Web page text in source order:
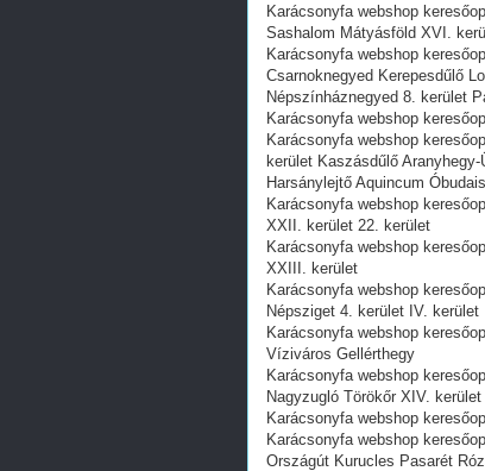
Karácsonyfa webshop
Sashalom Mátyásföld XVI.
Karácsonyfa webshop
Csarnoknegyed Kerepesdűlő
Népszínháznegyed 8. kerület
Karácsonyfa webshop
Karácsonyfa webshop
kerület Kaszásdűlő
Harsánylejtő Aquincum
Karácsonyfa webshop
XXII. kerület 22. kerület
Karácsonyfa webshop
XXIII. kerület
Karácsonyfa webshop
Népsziget 4. kerület IV. kerület
Karácsonyfa webshop
Víziváros Gellérthegy
Karácsonyfa webshop
Nagyzugló Törökőr XIV.
Karácsonyfa webshop
Karácsonyfa webshop
Országút Kurucles Pasarét